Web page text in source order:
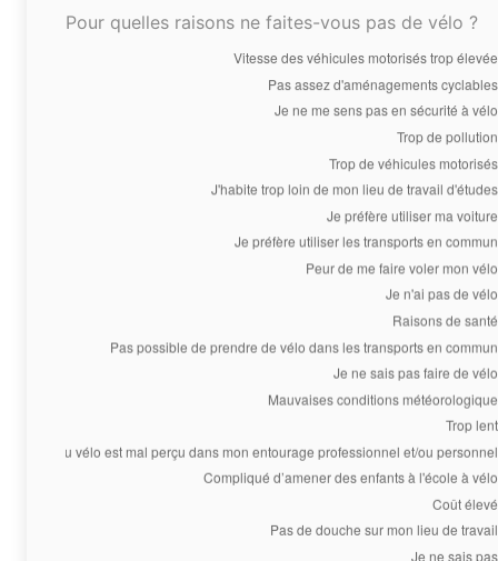
Pour quelles raisons ne faites-vous pas de vélo ?